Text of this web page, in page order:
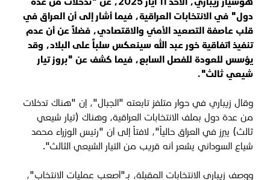
دول" في الانتخابات العراقية، فيما أشار إلى أن العراق في
قلب عاصفة التصعيد الأمني والاقتصادي، فضلاً عن أن عدم
تنفيذ اتفاقية خور عبد الله سينعكس سلباً على البلاد، وقد
يؤسس للعودة للفصل السابع، فيما كشف عن "بروز تيار
شيعي ثالث".
وقال زيباري في حوار متلفز تابعته "الجبال"، إن "هناك تدخلات
من عدة دول بملف الانتخابات العراقية، وهناك (تيار شيعي
ثالث) يبرز في العراق حالياً"، لافتاً إلى أن "رئيس الوزراء محمد
شياع السوداني يشعر أنه قريب من التيار الشيعي الثالث".
ووصف زيباري الانتخابات المقبلة، بـ"أصعب عمليات الانتخاب"،